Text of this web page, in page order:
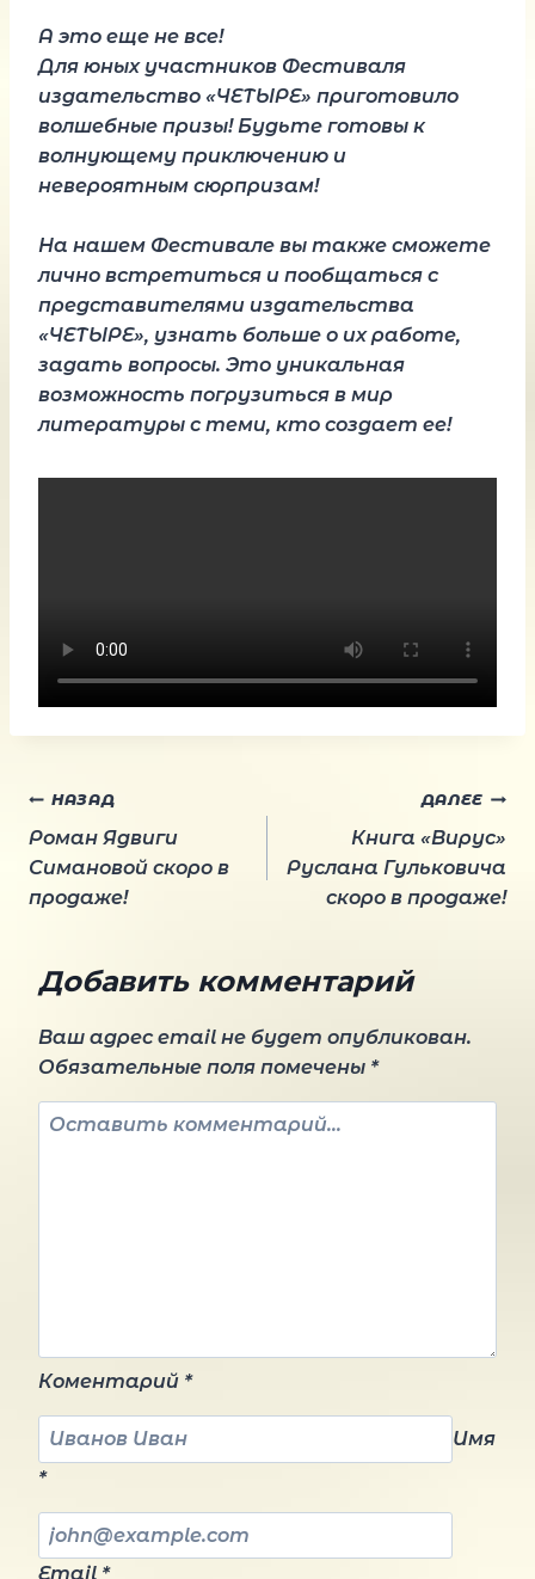
А это еще не все!
Для юных участников Фестиваля
издательство «ЧЕТЫРЕ» приготовило
волшебные призы! Будьте готовы к
волнующему приключению и
невероятным сюрпризам!
На нашем Фестивале вы также сможете
лично встретиться и пообщаться с
представителями издательства
«ЧЕТЫРЕ», узнать больше о их работе,
задать вопросы. Это уникальная
возможность погрузиться в мир
литературы с теми, кто создает ее!
Навигация
по
НАЗАД
Роман Ядвиги
Симановой скоро в
продаже!
ДАЛЕЕ
Книга «Вирус»
Руслана Гульковича
скоро в продаже!
Добавить комментарий
Ваш адрес email не будет опубликован.
Обязательные поля помечены *
Коментарий *
Имя
*
Email *